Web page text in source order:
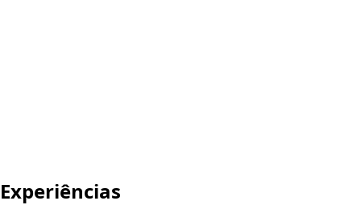
Experiências